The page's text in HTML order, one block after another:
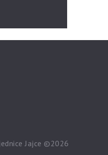
Jajce ©2026